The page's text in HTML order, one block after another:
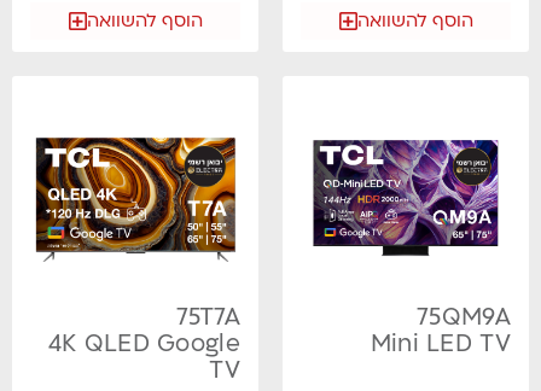
הוסף להשוואה הוסף להשוואה
75QM9A
Mini LED TV
75T7A
4K QLED Google
TV